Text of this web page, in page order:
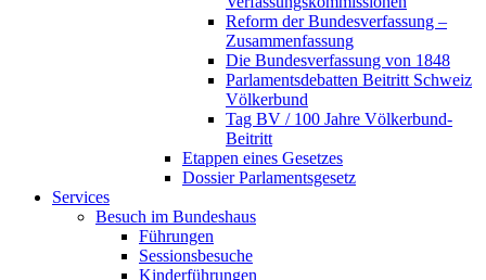
Reform der Bundesverfassung –
Zusammenfassung
Die Bundesverfassung von 1848
Parlamentsdebatten Beitritt Schweiz
Völkerbund
Tag BV / 100 Jahre Völkerbund-
Beitritt
Etappen eines Gesetzes
Dossier Parlamentsgesetz
Services
Besuch im Bundeshaus
Führungen
Sessionsbesuche
Kinderführungen